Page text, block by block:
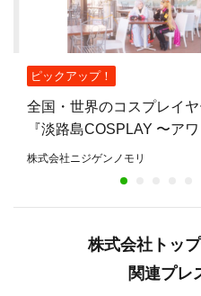
ピックアップ！
全国・世界のコスプレイ
『淡路島COSPLAY 〜ア
スプレサミット』10月12
株式会社ニジゲンノモリ
株式会社トッ
関連プレ